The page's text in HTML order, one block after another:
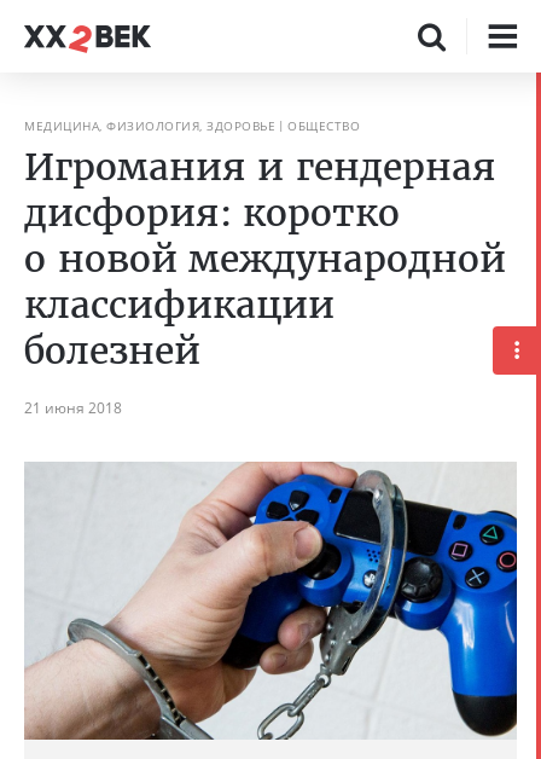
МЕДИЦИНА, ФИЗИОЛОГИЯ, ЗДОРОВЬЕ ОБЩЕСТВО
Игромания и гендерная
дисфория: коротко
о новой международной
классификации
болезней
21 июня 2018